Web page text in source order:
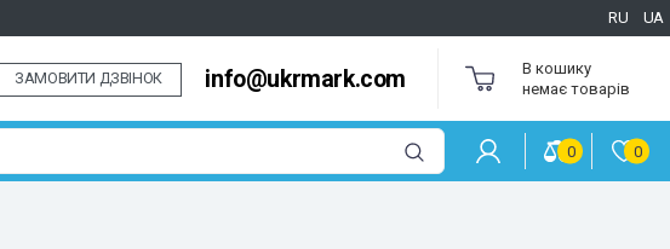
RU UA
ЗАМОВИТИ ДЗВІНОК info@ukrmark.com
В кошику
немає товарів
0 0